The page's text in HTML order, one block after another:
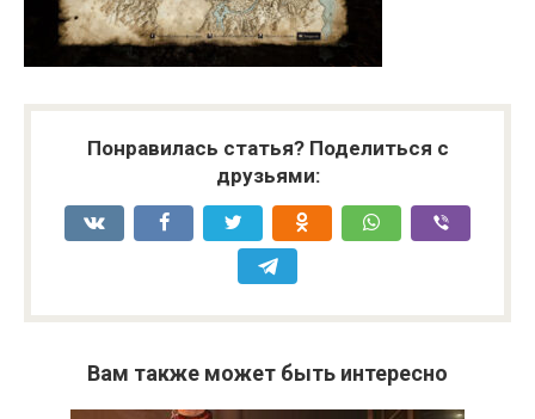
Понравилась статья? Поделиться с
друзьями:
Вам также может быть интересно